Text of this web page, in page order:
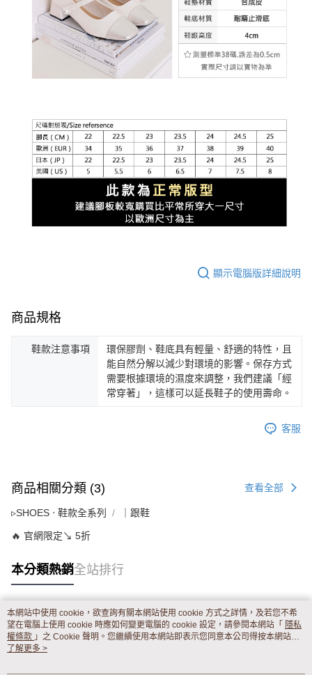
顯示電腦版詳細說明
商品規格
鞋款注意事項
環保膠劑、鞋底具有輕量、舒適的特性，且
能自然分解以減少對環境的影響。保存方式
需要根據環境的濕度來調整，我們建議「經
常穿著」，這樣可以延長鞋子的使用壽命。
客服
商品相關分類 (3) 查看全部
▹SHOES ‧ 鞋款全系列 ｜跟鞋
🔥 官網限定↘ 5折
本分類熱銷全站排行
熱門標籤
本網站中使用 cookie，欲查詢有關本網站使用 cookie 方式之詳情，及若您不希
望在電腦上使用 cookie 時應如何變更電腦的 cookie 設定，請參閱本網站「 隱私
權條款 」之 Cookie 聲明。您繼續使用本網站即表示您同意本公司得按本網站使
用條款之 Cookie 聲明使用 cookie。
了解更多 >